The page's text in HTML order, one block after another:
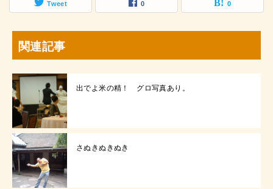
Tweet 0 0
関連記事
出でよ米の精！ グロ写真あり。
さぬきぬきぬき